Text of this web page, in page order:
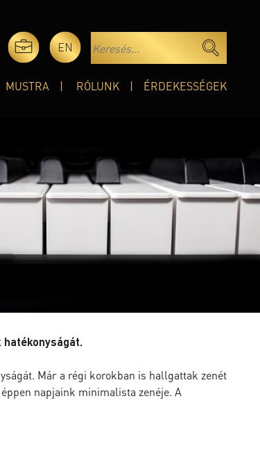
EN
MUSTRA RÓLUNK ÉRDEKESSÉGEK
Már a régi korokban is hallgattak zenét
napjaink minimalista zenéje. A